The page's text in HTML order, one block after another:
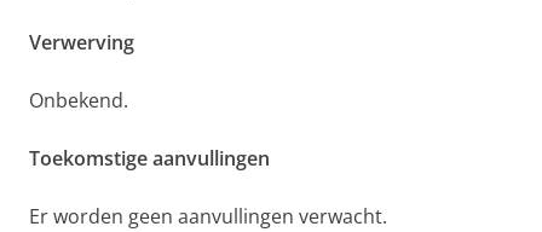
Verwerving
Onbekend.
Toekomstige aanvullingen
Er worden geen aanvullingen verwacht.